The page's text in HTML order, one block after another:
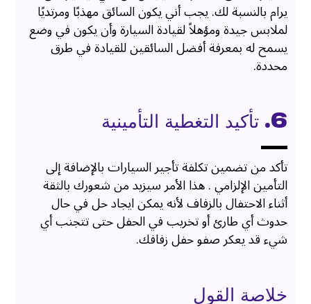
يرام بالنسبة لك. يجب أني يكون السائق مهذبًا ومرتديًا
لملابس جيدة ومؤهلاً لقيادة السيارة وأن يكون في وضع
يسمح له بمعرفة أفضل السائقين للقيادة في طرق
محددة.
6. تأكيد التغطية التأمينية
تأكد من تضمين تكلفة تأجير السيارات بالإضافة إلى
التأمين الإلزامي . هذا الأمر سيزيد من شعورك بالثقة
أثناء الاحتفال بالزفاف لأنه يمكن ايجاد حل في حال
حدوث أي طارئ أو تخريب في الحفل حتى تتجنب أي
شيء قد يعكر صفو حفل زفافك.
خلاصة القول